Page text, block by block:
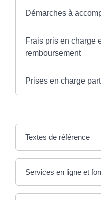
Démarches à
Frais pris en charge
remboursement
Prises en charge
Textes de référence
Services en ligne et